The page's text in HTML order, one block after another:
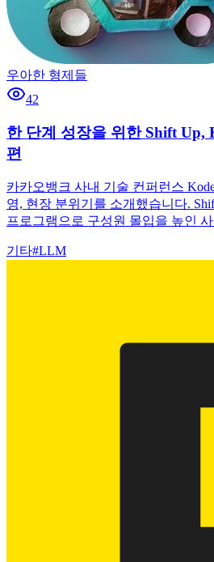
우아한 형제들
42
한 단계 성장을 위한 Shift Up,
편
카카오뱅크 사내 기술 컨퍼런스
영, 현장 분위기를 소개했습니다.
프로그램으로 구성원 몰입을 높인
기타#LLM